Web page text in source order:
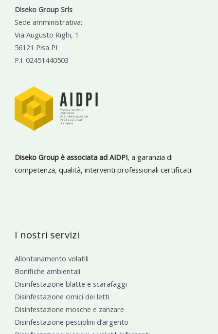
Diseko Group Srls
Sede amministrativa:
Via Augusto Righi, 1
56121 Pisa PI
P.I. 02451440503
Diseko Group è associata ad AIDPI, a garanzia di
competenza, qualità, interventi professionali certificati.
I nostri servizi
Allontanamento volatili
Bonifiche ambientali
Disinfestazione blatte e scarafaggi
Disinfestazione cimici dei letti
Disinfestazione mosche e zanzare
Disinfestazione pesciolini d’argento